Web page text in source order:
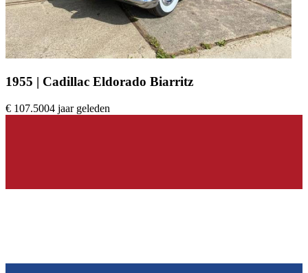
1955 | Cadillac Eldorado Biarritz
€ 107.5004 jaar geleden